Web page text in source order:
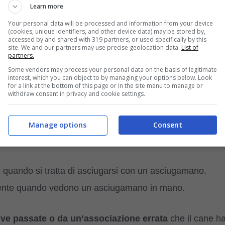
dei temporali o dei fuochi d’artificio. Molti cani
dei tuoni, dei lampi e del rumore intenso.
improvvisi e i brillanti scintillii nel cielo, possono far
sviluppare,includono: quella degli
si tratta di asciugarsi con un asciugamano.
quando vedono un asciugamano in mano.
passate o da un’associazione errata che il cane
Learn more
Your personal data will be processed and information from your device
(cookies, unique identifiers, and other device data) may be stored by,
accessed by and shared with 319 partners, or used specifically by this
site. We and our partners may use precise geolocation data. List of
partners.
Some vendors may process your personal data on the basis of legitimate
interest, which you can object to by managing your options below. Look
for a link at the bottom of this page or in the site menu to manage or
withdraw consent in privacy and cookie settings.
Consent
Manage options